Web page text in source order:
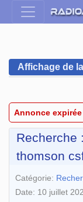
Affichage de
Annonce
Recherche
thomson
Catégorie:
Date: 10 juillet